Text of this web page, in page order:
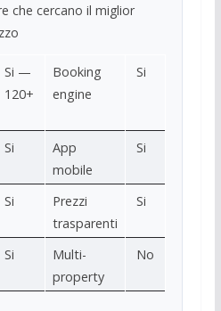
che cercano il miglior
Si —
120+
Booking
engine
Si
Si
App
mobile
Si
Si
Prezzi
trasparenti
Si
Si
Multi-
property
No